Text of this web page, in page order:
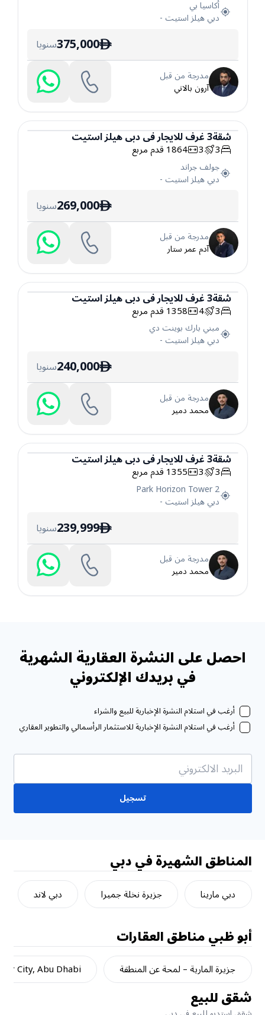
أكاسيا بي
دبي هيلز استيت -
ê
375,000سنويا
مدرجة من قبل
آرون بالاني
شقة
شقة3غرفللايجارفيدبي هيلز استيت
3
3
1864قدم مربع
جولف جراند
دبي هيلز استيت -
ê
269,000سنويا
مدرجة من قبل
آدم عمر ستار
شقة
شقة3غرفللايجارفيدبي هيلز استيت
3
4
1358قدم مربع
مبني بارك بوينت دي
دبي هيلز استيت -
ê
240,000سنويا
مدرجة من قبل
محمد دمير
شقة
شقة3غرفللايجارفيدبي هيلز استيت
3
3
1355قدم مربع
Park Horizon Tower 2
دبي هيلز استيت -
ê
239,999سنويا
مدرجة من قبل
محمد دمير
احصل على النشرة العقارية الشهرية
في بريدك الإلكتروني
أرغب في استلام النشرة الإخبارية للبيع والشراء
أرغب في استلام النشرة الإخبارية للاستثمار الرأسمالي والتطوير العقاري
تسجيل
المناطق الشهيرة في دبي
دبي مارينا جزيرة نخلة جميرا دبي لاند
أبو ظبيمناطق العقارات
جزيرة المارية – لمحة عن المنطقة City, Abu Dhabi
شقق للبيع